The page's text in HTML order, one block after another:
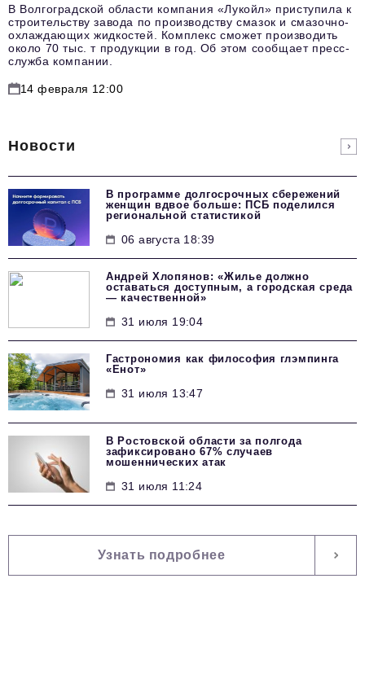
В Волгоградской области компания «Лукойл» приступила к
строительству завода по производству смазок и смазочно-
охлаждающих жидкостей. Комплекс сможет производить
около 70 тыс. т продукции в год. Об этом сообщает пресс-
служба компании.
14 февраля 12:00
Новости
В программе долгосрочных сбережений
женщин вдвое больше: ПСБ поделился
региональной статистикой
06 августа 18:39
Андрей Хлопянов: «Жилье должно
оставаться доступным, а городская среда
— качественной»
31 июля 19:04
Гастрономия как философия глэмпинга
«Енот»
31 июля 13:47
В Ростовской области за полгода
зафиксировано 67% случаев
мошеннических атак
31 июля 11:24
Узнать подробнее